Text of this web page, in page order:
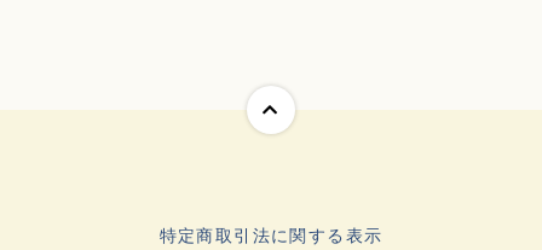
特定商取引法に関する表示